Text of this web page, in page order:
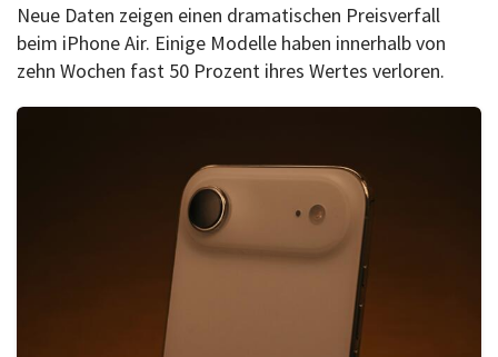
Neue Daten zeigen einen dramatischen Preisverfall
beim iPhone Air. Einige Modelle haben innerhalb von
zehn Wochen fast 50 Prozent ihres Wertes verloren.